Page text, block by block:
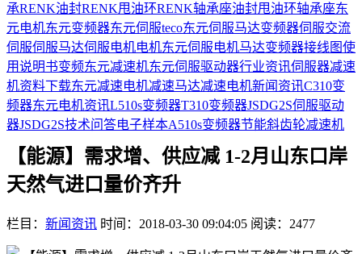
承RENK油封RENK甩油环RENK轴承座油封甩油环轴承座东
元电机东元变频器东元伺服teco东元伺服马达变频器伺服交流
伺服伺服马达伺服电机电机东元伺服电机马达变频器接线图使
用说明书变频东元减速机东元伺服驱动器行业资讯伺服器减速
机资料下载东元减速电机减速马达减速电机新闻资讯C310变
频器东元电机资讯L510s变频器T310变频器JSDG2S伺服驱动
器JSDG2S技术问答电子样本A510s变频器节能斜齿轮减速机
【能源】需求增、供应减 1-2月山东口岸
天然气进口量价齐升
栏目： 新闻资讯 时间：2018-03-30 09:04:05 阅读：2477